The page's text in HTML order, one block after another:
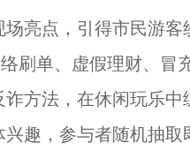
点，引得市民游客
刷单、虚假理财、
方法，在休闲玩乐
趣，参与者随机抽